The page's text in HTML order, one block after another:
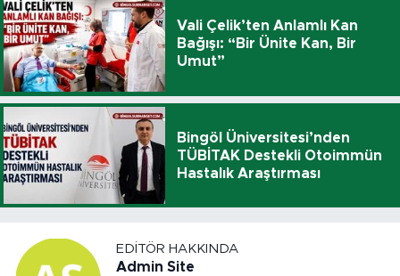
Vali Çelik’ten Anlamlı Kan
Bağışı: “Bir Ünite Kan, Bir
Umut”
Bingöl Üniversitesi’nden
TÜBİTAK Destekli Otoimmün
Hastalık Araştırması
EDITÖR HAKKINDA
Admin Site